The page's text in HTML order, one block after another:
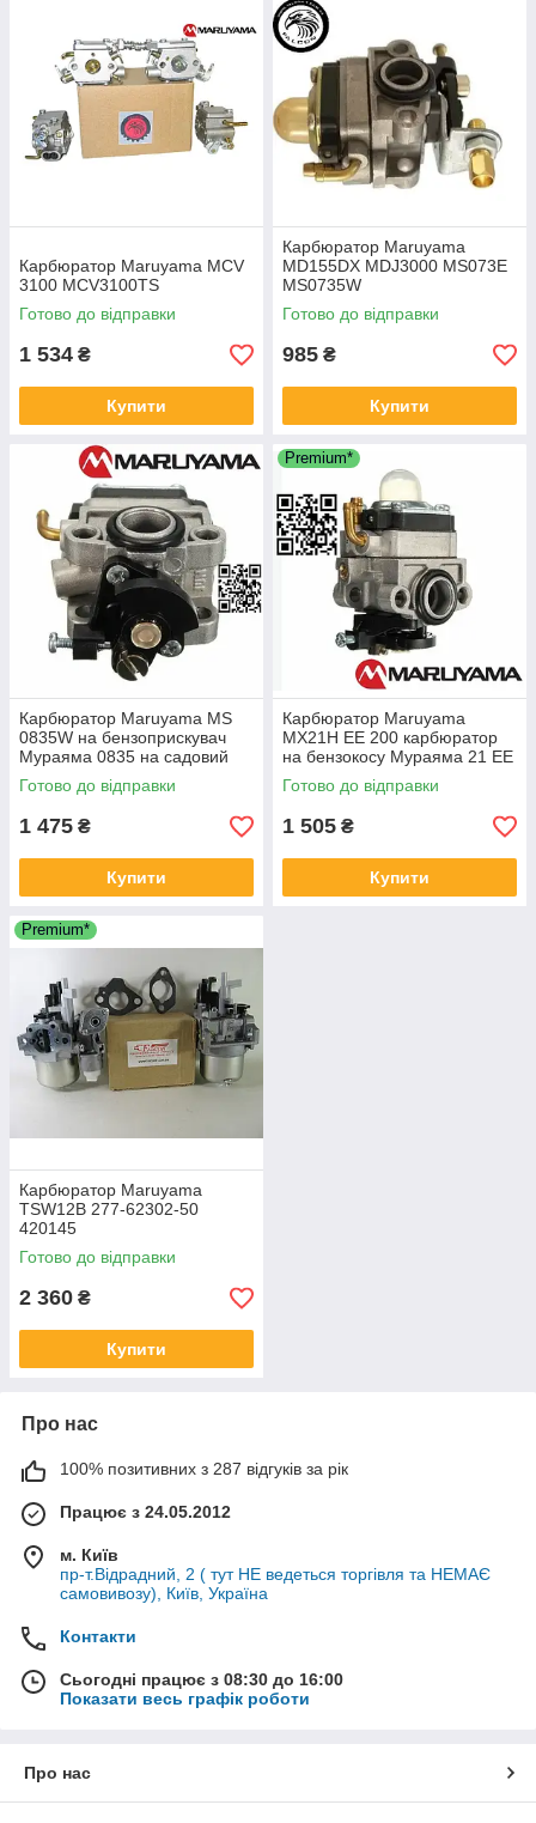
Карбюратор Maruyama MCV
3100 MCV3100TS
Готово до відправки
1 534 ₴
Купити
Карбюратор Maruyama
MD155DX MDJ3000 MS073E
MS0735W
Готово до відправки
985 ₴
Купити
Карбюратор Maruyama MS
0835W на бензоприскувач
Мураяма 0835 на садовий
пилосос
Готово до відправки
1 475 ₴
Купити
Premium*
Карбюратор Maruyama
MX21H EE 200 карбюратор
на бензокосу Мураяма 21 EE
230 BC 2300H-RS 283893
Готово до відправки
1 505 ₴
Купити
Premium*
Карбюратор Maruyama
TSW12B 277-62302-50
420145
Готово до відправки
2 360 ₴
Купити
Про нас
100% позитивних з 287 відгуків за рік
Працює з 24.05.2012
м. Київ
пр-т.Відрадний, 2 ( тут НЕ ведеться торгівля та НЕМАЄ
самовивозу), Київ, Україна
Контакти
Сьогодні працює з 08:30 до 16:00
Показати весь графік роботи
Про нас